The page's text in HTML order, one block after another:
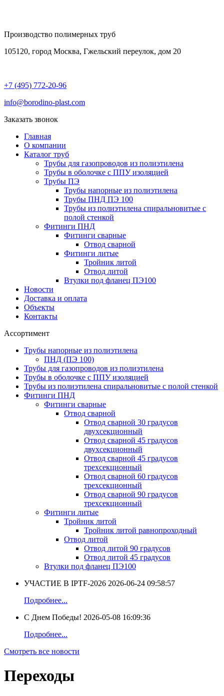
Производство полимерных труб
105120, город Москва, Гжельский переулок, дом 20
+7 (495) 772-20-96
info@borodino-plast.com
Заказать звонок
Главная
О компании
Каталог труб
Трубы для газопроводов из полиэтилена
Трубы в оболочке с ППУ изоляцией
Трубы ПЭ
Трубы напорные из полиэтилена
Трубы ПНД ПЭ 100
Трубы из полиэтилена cпиральновитые с
полой стенкой
Фитинги ПНД
Фитинги сварные
Отвод сварной
Фитинги литые
Тройник литой
Отвод литой
Втулки под фланец ПЭ100
Новости
Доставка и оплата
Объекты
Контакты
Ассортимент
Трубы напорные из полиэтилена
ПНД (ПЭ 100)
Трубы для газопроводов из полиэтилена
Трубы в оболочке с ППУ изоляцией
Трубы из полиэтилена cпиральновитые с полой стенкой
Фитинги ПНД
Фитинги сварные
Отвод сварной
Отвод сварной 30 градусов
двухсекционный
Отвод сварной 45 градусов
двухсекционный
Отвод сварной 45 градусов
трехсекционный
Отвод сварной 60 градусов
трехсекционный
Отвод сварной 90 градусов
трехсекционный
Фитинги литые
Тройник литой
Тройник литой равнопроходный
Отвод литой
Отвод литой 90 градусов
Отвод литой 45 градусов
Втулки под фланец ПЭ100
УЧАСТИЕ В IPTF-2026 2026-06-24 09:58:57
Подробнее...
С Днем Победы! 2026-05-08 16:09:36
Подробнее...
Смотреть все новости
Переходы